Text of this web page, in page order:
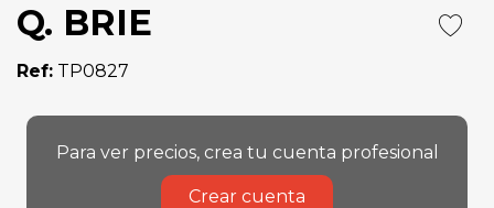
Q. BRIE
Ref: TP0827
Para ver precios, crea tu cuenta profesional
Crear cuenta